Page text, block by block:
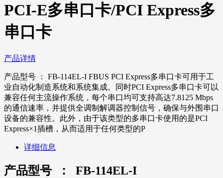
PCI-E多串口卡/PCI Express多
串口卡
产品详情
产品型号 ： FB-114EL-I FBUS PCI Express多串口卡可用于工
业自动化制造系统和系统集成。同时PCI Express多串口卡可以
兼容任何主流操作系统，每个串口均可支持高达7.8125 Mbps
的通信速率，并提供全调制解调器控制信号，确保与外围串口
设备的兼容性。此外，由于该类型的多串口卡使用的是PCI
Express×1插槽，从而适用于任何类型的P
详细信息
产品型号 ： FB-114EL-I